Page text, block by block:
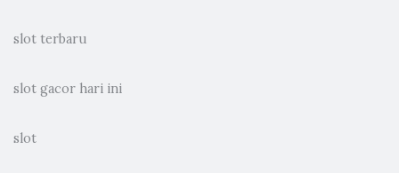
slot terbaru
slot gacor hari ini
slot